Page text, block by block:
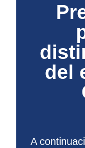
del
A